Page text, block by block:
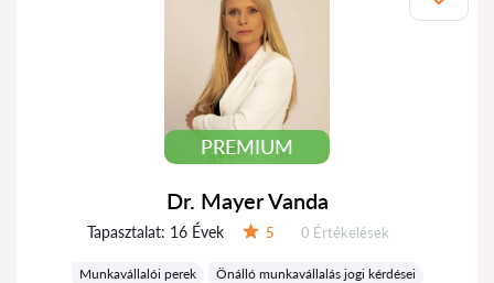
PREMIUM
Dr. Mayer Vanda
Tapasztalat: 16 Évek 5 Értékelések:
0 Értékelések
Munkavállalói perek
Önálló munkavállalás jogi kérdései